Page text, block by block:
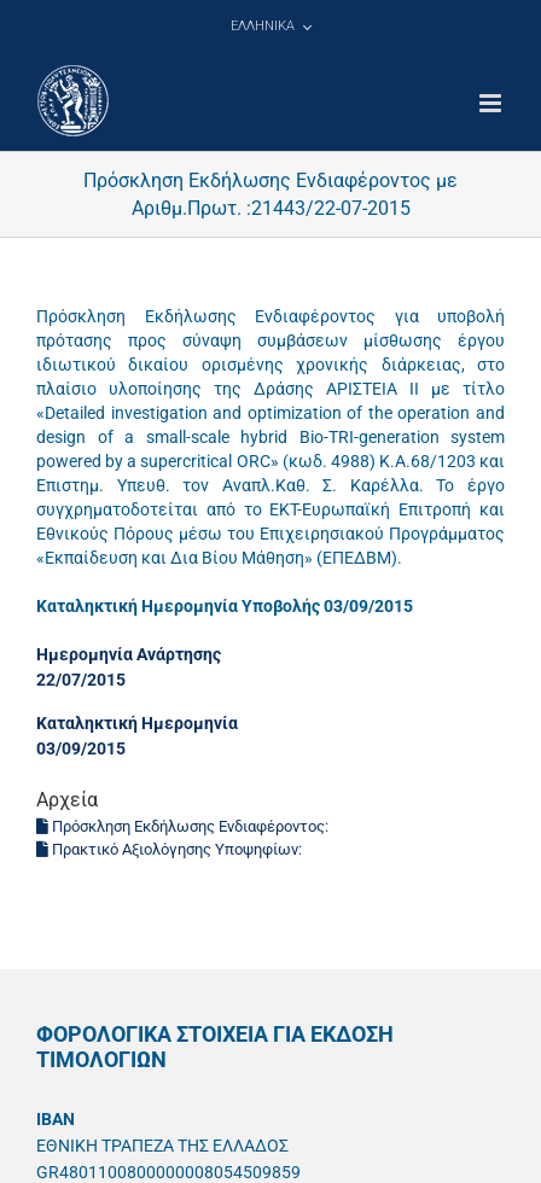
ΕΛΛΗΝΙΚΑ
Πρόσκληση Εκδήλωσης Ενδιαφέροντος με
Αριθμ.Πρωτ. :21443/22-07-2015
Πρόσκληση Εκδήλωσης Ενδιαφέροντος για υποβολή
πρότασης προς σύναψη συμβάσεων μίσθωσης έργου
ιδιωτικού δικαίου ορισμένης χρονικής διάρκειας, στο
πλαίσιο υλοποίησης της Δράσης ΑΡΙΣΤΕΙΑ ΙΙ με τίτλο
«Detailed investigation and optimization of the operation and
design of a small-scale hybrid Bio-TRI-generation system
powered by a supercritical ORC» (κωδ. 4988) Κ.Α.68/1203 και
Επιστημ. Υπευθ. τον Αναπλ.Καθ. Σ. Καρέλλα. Το έργο
συγχρηματοδοτείται από το EKT-Eυρωπαϊκή Επιτροπή και
Εθνικούς Πόρους μέσω του Επιχειρησιακού Προγράμματος
«Εκπαίδευση και Δια Βίου Μάθηση» (ΕΠΕΔΒΜ).
Καταληκτική Ημερομηνία Υποβολής 03/09/2015
Ημερομηνία Ανάρτησης
22/07/2015
Καταληκτική Ημερομηνία
03/09/2015
Αρχεία
Πρόσκληση Εκδήλωσης Ενδιαφέροντος:
Πρακτικό Αξιολόγησης Υποψηφίων:
ΦΟΡΟΛΟΓΙΚΑ ΣΤΟΙΧΕΙΑ ΓΙΑ ΕΚΔΟΣΗ
ΤΙΜΟΛΟΓΙΩΝ
IBAN
ΕΘΝΙΚΗ ΤΡΑΠΕΖΑ ΤΗΣ ΕΛΛΑΔΟΣ
GR4801100800000008054509859